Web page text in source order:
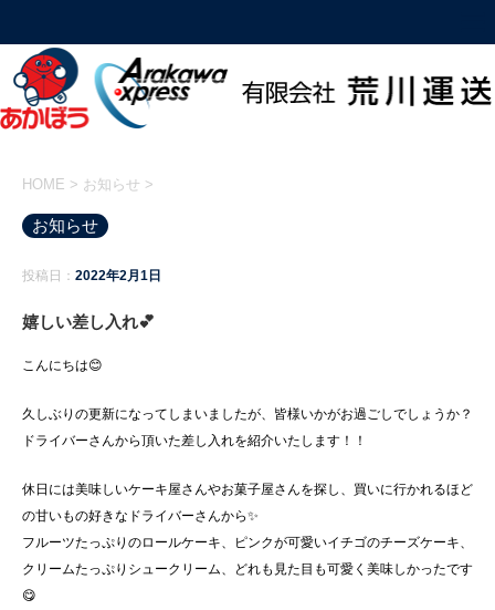
HOME > お知らせ >
お知らせ
投稿日： 2022年2月1日
嬉しい差し入れ💕
こんにちは😊
久しぶりの更新になってしまいましたが、皆様いかがお過ごしでしょうか？
ドライバーさんから頂いた差し入れを紹介いたします！！
休日には美味しいケーキ屋さんやお菓子屋さんを探し、買いに行かれるほど
の甘いもの好きなドライバーさんから✨
フルーツたっぷりのロールケーキ、ピンクが可愛いイチゴのチーズケーキ、
クリームたっぷりシュークリーム、どれも見た目も可愛く美味しかったです
😋